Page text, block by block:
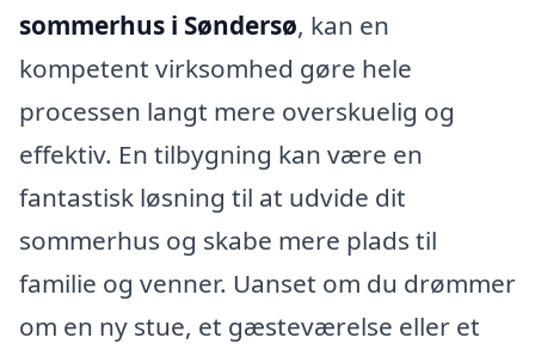
sommerhus i Søndersø, kan en
kompetent virksomhed gøre hele
processen langt mere overskuelig og
effektiv. En tilbygning kan være en
fantastisk løsning til at udvide dit
sommerhus og skabe mere plads til
familie og venner. Uanset om du drømmer
om en ny stue, et gæsteværelse eller et